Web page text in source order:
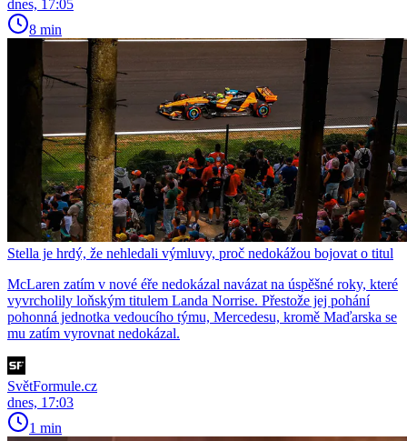
dnes, 17:05
8 min
Stella je hrdý, že nehledali výmluvy, proč nedokážou bojovat o titul
McLaren zatím v nové éře nedokázal navázat na úspěšné roky, které
vyvrcholily loňským titulem Landa Norrise. Přestože jej pohání
pohonná jednotka vedoucího týmu, Mercedesu, kromě Maďarska se
mu zatím vyrovnat nedokázal.
SvětFormule.cz
dnes, 17:03
1 min